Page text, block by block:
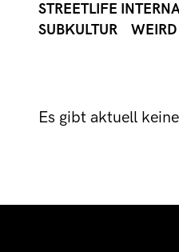
STREETLIFE
SUBKULTUR
Es gibt aktuell